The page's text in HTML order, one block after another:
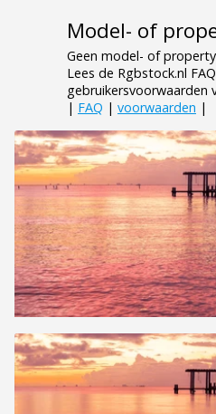
Model- of
Geen model- of
Lees de Rgbstock.nl
gebruikersvoorwaarden
| FAQ | voorwaarden |